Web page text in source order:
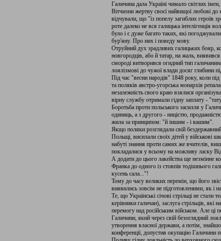
Галичина дала Україні чимало світлих
Вітчизни жертву своєї найвищої любові
відчували, що "із попелу загиблих героїв
роте далеко не вся галицька інтелігенція
було і є дуже багато таких, які
бур'яну. Про них і поведу мову.
Отруйний дух зрадливих галицьких бояр,
новгородців, або й татар, на жаль,
смороді витворився огидний тип
лоялізмові до чужої влади досяг глибини
Під час "весни народів" 1848 року, коли
та поляків австро-угорська монархія
незалежність свого краю взялися
вірну службу отримали гідну заплату -
Боротьба проти польського засилля у
одиниць, а з другого - ницістю,
жила за принципом: "й іншим - і вашим".
Якщо поляки розглядали свій
Польщі, висилали своїх дітей у військові
набуті знання проти самих же вчителів,
покладалися у всьому на можливу ласку
А додати до цього лакейства ще незмінне
Франка до одного із стовпів тодішнього
кусень сала..."!
Тому до часу великих перемін, що його
виявились зовсім не підготовленими, як і
Те, що Українські січові стрільці не стали
керівники галичан), заслуга стрільців,
перемогу над російським військом. Але ці
Галичини, який через свій безоглядний
утворення власної держави, а потім,
конференції, допустив окупацію Галичини